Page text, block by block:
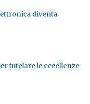
diventa
tutelare le eccellenze